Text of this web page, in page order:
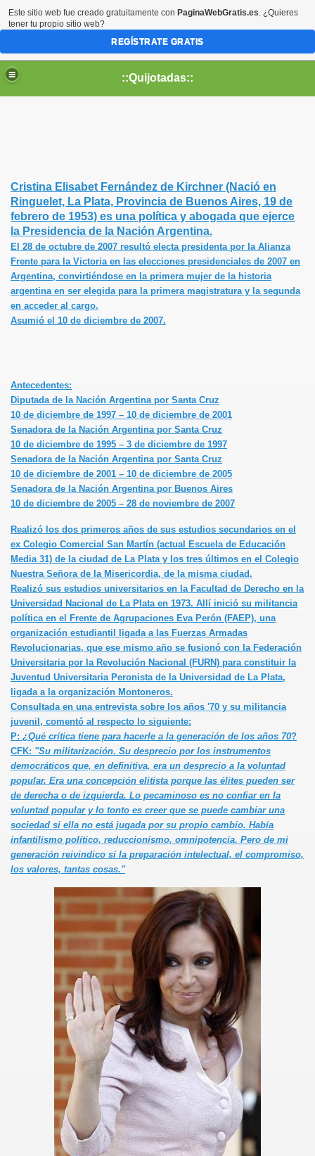
::Quijotadas::
Cristina Elisabet Fernández de Kirchner (Nació en
Ringuelet, La Plata, Provincia de Buenos Aires, 19 de
febrero de 1953) es una política y abogada que ejerce
la Presidencia de la Nación Argentina.
El 28 de octubre de 2007 resultó electa presidenta por la Alianza
Frente para la Victoria en las elecciones presidenciales de 2007 en
Argentina, convirtiéndose en la primera mujer de la historia
argentina en ser elegida para la primera magistratura y la segunda
en acceder al cargo.
Asumió el 10 de diciembre de 2007.
Antecedentes:
Diputadade la Nación Argentina por Santa Cruz
10 de diciembre de 1997 – 10 de diciembre de 2001
Senadorade la Nación Argentina por Santa Cruz
10 de diciembre de 1995 – 3 de diciembre de 1997
Senadorade la Nación Argentina por Santa Cruz
10 de diciembre de 2001 – 10 de diciembre de 2005
Senadorade la Nación Argentina por Buenos Aires
10 de diciembre de 2005 – 28 de noviembre de 2007
Realizó los dos primeros años de sus estudios secundarios en el
ex Colegio Comercial San Martín (actual Escuela de Educación
Media 31) de la ciudad de La Plata y los tres últimos en el Colegio
Nuestra Señora de la Misericordia, de la misma ciudad.
Realizó sus estudios universitarios en la Facultad de Derecho en la
Universidad Nacional de La Plata en 1973. Allí inició su militancia
política en el Frente de Agrupaciones Eva Perón (FAEP), una
organización estudiantil ligada a las Fuerzas Armadas
Revolucionarias, que ese mismo año se fusionó con la Federación
Universitaria por la Revolución Nacional (FURN) para constituir la
Juventud Universitaria Peronista de la Universidad de La Plata,
ligada a la organización Montoneros.
Consultada en una entrevista sobre los años '70 y su militancia
juvenil, comentó al respecto lo siguiente:
P: ¿Qué crítica tiene para hacerle a la generación de los años 70?
CFK: "Su militarización. Su desprecio por los instrumentos
democráticos que, en definitiva, era un desprecio a la voluntad
popular. Era una concepción elitista porque las élites pueden ser
de derecha o de izquierda. Lo pecaminoso es no confiar en la
voluntad popular y lo tonto es creer que se puede cambiar una
sociedad si ella no está jugada por su propio cambio. Había
infantilismo político, reduccionismo, omnipotencia. Pero de mi
generación reivindico sí la preparación intelectual, el compromiso,
los valores, tantas cosas."
Este sitio web fue creado gratuitamente con PaginaWebGratis.es. ¿Quieres
tener tu propio sitio web?
REGÍSTRATE GRATIS